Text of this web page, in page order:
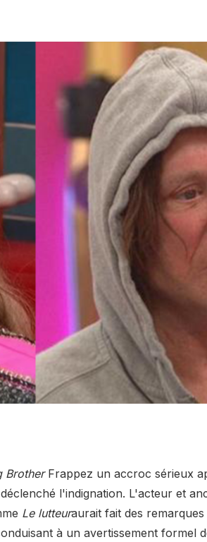
BrotherFrappez un accroc sérieux
l'indignation. L'acteur et
Le lutteuraurait fait des
à un avertissement formel